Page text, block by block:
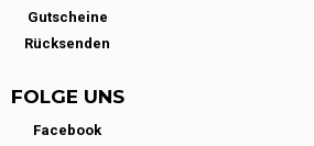
Gutscheine
Rücksenden
FOLGE UNS
Facebook